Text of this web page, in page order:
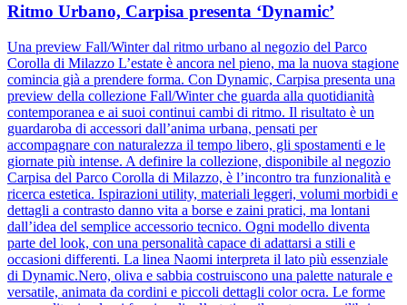
Ritmo Urbano, Carpisa presenta ‘Dynamic’
Una preview Fall/Winter dal ritmo urbano al negozio del Parco
Corolla di Milazzo L’estate è ancora nel pieno, ma la nuova stagione
comincia già a prendere forma. Con Dynamic, Carpisa presenta una
preview della collezione Fall/Winter che guarda alla quotidianità
contemporanea e ai suoi continui cambi di ritmo. Il risultato è un
guardaroba di accessori dall’anima urbana, pensati per
accompagnare con naturalezza il tempo libero, gli spostamenti e le
giornate più intense. A definire la collezione, disponibile al negozio
Carpisa del Parco Corolla di Milazzo, è l’incontro tra funzionalità e
ricerca estetica. Ispirazioni utility, materiali leggeri, volumi morbidi e
dettagli a contrasto danno vita a borse e zaini pratici, ma lontani
dall’idea del semplice accessorio tecnico. Ogni modello diventa
parte del look, con una personalità capace di adattarsi a stili e
occasioni differenti. La linea Naomi interpreta il lato più essenziale
di Dynamic.Nero, oliva e sabbia costruiscono una palette naturale e
versatile, animata da cordini e piccoli dettagli color ocra. Le forme